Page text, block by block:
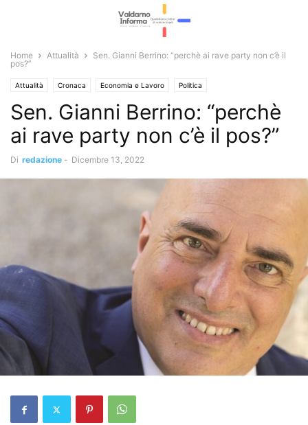
Home Attualità
Sen. Gianni Berrino: “perchè ai rave party non c’è il
pos?”
Attualità Cronaca Economia e Lavoro Politica
Sen. Gianni Berrino: “perchè
ai rave party non c’è il pos?”
Di redazione - Dicembre 13, 2022